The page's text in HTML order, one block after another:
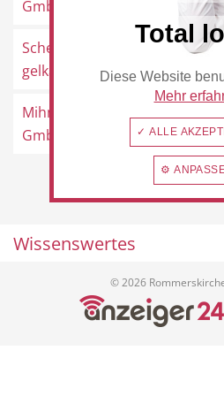
Beauty & Wellness
Handwerk
GmbH
Schenk,
gelkamine.de
Mihm-Bauelemente
GmbH
Am
Wissenswertes
© 2026
Total
Diese Website
Mehr
✓ ALLE
⚙